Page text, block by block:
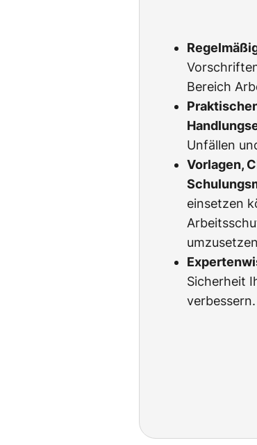
Bereich
Unfällen
Vorlagen,
einsetzen
Sicherheit
verbessern.